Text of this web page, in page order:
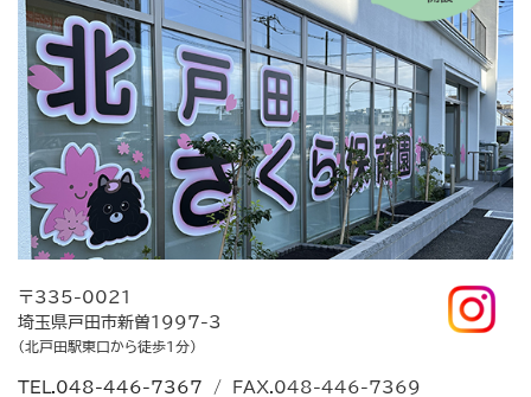
〒335-0021
埼玉県戸田市新曽1997-3
（北戸田駅東口から徒歩1分）
TEL.048-446-7367 / FAX.048-446-7369